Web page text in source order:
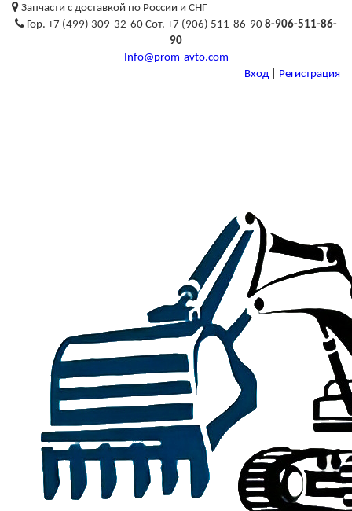
Запчасти с доставкой по России и СНГ
Гор. +7 (499) 309-32-60 Сот. +7 (906) 511-86-90 8-906-511-86-
90
Info@prom-avto.com
Вход
Регистрация